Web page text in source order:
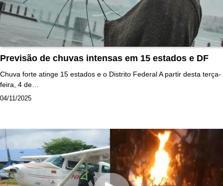
Previsão de chuvas intensas em 15 estados e DF
Chuva forte atinge 15 estados e o Distrito Federal A partir desta terça-
feira, 4 de…
04/11/2025